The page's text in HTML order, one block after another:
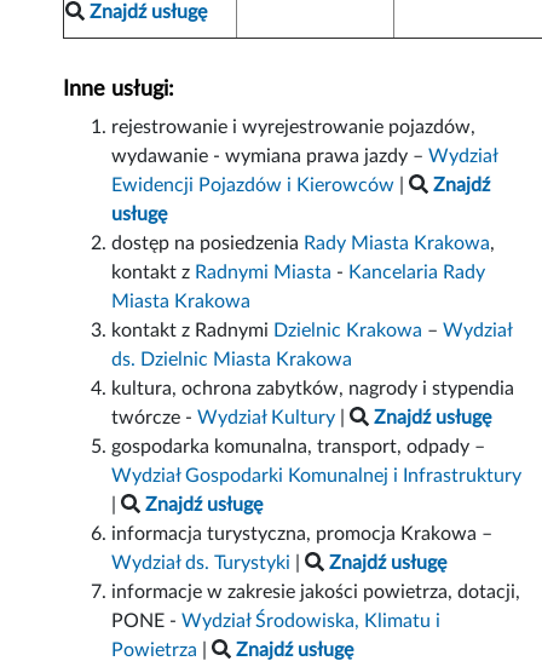
Znajdź usługę
Inne usługi:
rejestrowanie i wyrejestrowanie pojazdów,
wydawanie - wymiana prawa jazdy –Wydział
Ewidencji Pojazdów i Kierowców |
Znajdź
usługę
dostęp na posiedzenia Rady Miasta Krakowa,
kontakt z Radnymi Miasta - Kancelaria Rady
Miasta Krakowa
kontakt z Radnymi Dzielnic Krakowa –Wydział
ds. Dzielnic Miasta Krakowa
kultura, ochrona zabytków, nagrody i stypendia
twórcze -Wydział Kultury |
Znajdź usługę
gospodarka komunalna, transport, odpady –
Wydział Gospodarki Komunalnej i Infrastruktury
|
Znajdź usługę
informacja turystyczna, promocja Krakowa –
Wydział ds. Turystyki |
Znajdź usługę
informacje w zakresie jakości powietrza, dotacji,
PONE -Wydział Środowiska, Klimatu i
Powietrza | Znajdź usługę